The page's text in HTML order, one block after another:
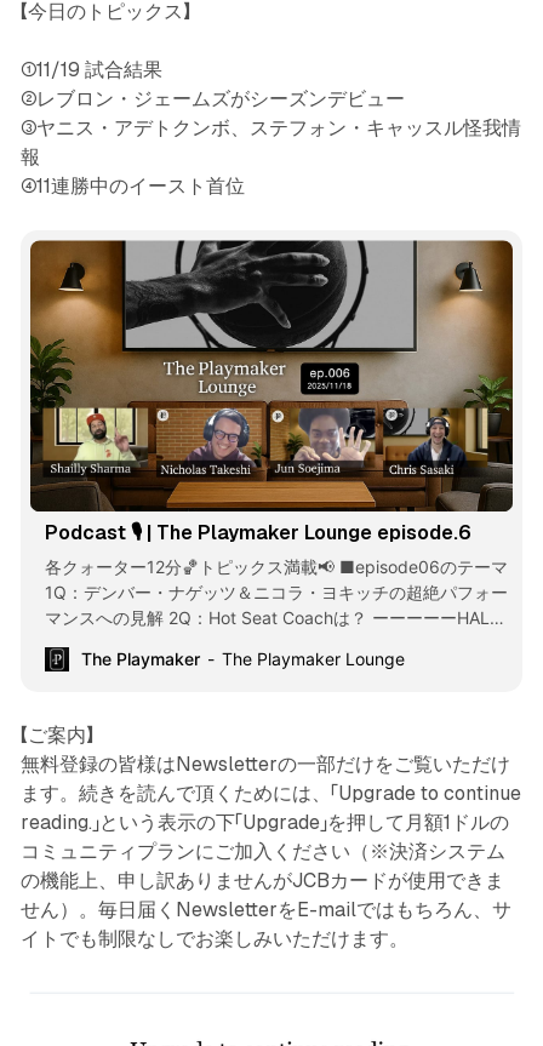
【今日のトピックス】
①11/19 試合結果
②レブロン・ジェームズがシーズンデビュー
③ヤニス・アデトクンボ、ステフォン・キャッスル怪我情
報
④11連勝中のイースト首位
Podcast 🎙️ | The Playmaker Lounge episode.6
各クォーター12分🏀トピックス満載📢 ■episode06のテーマ
1Q：デンバー・ナゲッツ＆ニコラ・ヨキッチの超絶パフォー
マンスへの見解 2Q：Hot Seat Coachは？ ーーーーーHALF
TIMEーーーーーーー 3Q：残り5秒に3ポイントシュートを託
す選手は誰？ 4Q：レブロン復帰後も八村選手はスタメン起
Analyzing the Next-Level Performance 2Q：Who’s on the
NBA’s Coaching Hot Seat? 3Q： Who Takes the Clutch
Shot? (A Three with 5 Seconds Left) 4Q：
The Playmaker The Playmaker Lounge
【ご案内】
無料登録の皆様はNewsletterの一部だけをご覧いただけ
ます。続きを読んで頂くためには、「Upgrade to continue
reading.」という表示の下「Upgrade」を押して月額1ドルの
コミュニティプランにご加入ください（※決済システム
の機能上、申し訳ありませんがJCBカードが使用できま
せん）。毎日届くNewsletterをE-mailではもちろん、サ
イトでも制限なしでお楽しみいただけます。